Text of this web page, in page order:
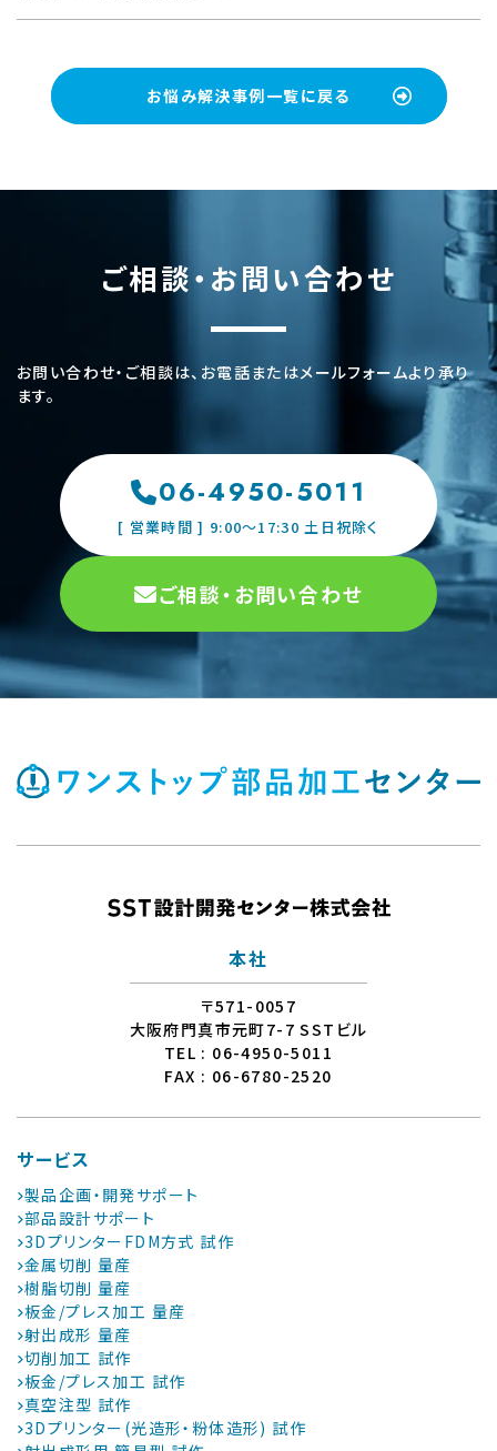
お悩み解決事例一覧に戻る
ご相談・お問い合わせ
お問い合わせ・ご相談は、お電話またはメールフォームより承り
ます。
06-4950-5011
[ 営業時間 ] 9:00〜17:30 土日祝除く
ご相談・お問い合わせ
本社
〒571-0057
大阪府門真市元町7-7 SSTビル
TEL : 06-4950-5011
FAX : 06-6780-2520
サービス
製品企画・開発サポート
部品設計サポート
3DプリンターFDM方式 試作
金属切削 量産
樹脂切削 量産
板金/プレス加工 量産
射出成形 量産
切削加工 試作
板金/プレス加工 試作
真空注型 試作
3Dプリンター(光造形・粉体造形) 試作